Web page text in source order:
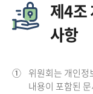
제4조
사항
① 위원회는 개인정
내용이 포함된